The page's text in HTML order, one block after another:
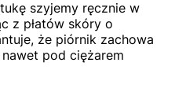
szyjemy ręcznie w
z płatów skóry o
że piórnik zachowa
nawet pod ciężarem